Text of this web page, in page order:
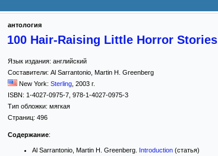
антология
100 Hair-Raising Little Horror Stories
Язык издания: английский
Составители: Al Sarrantonio Martin H. Greenberg
New York: Sterling 2003 г.
ISBN: 1-4027-0975-7, 978-1-4027-0975-3
Тип обложки: мягкая
Страниц: 496
Содержание:
Al Sarrantonio, Martin H. Greenberg. Introduction (статья)